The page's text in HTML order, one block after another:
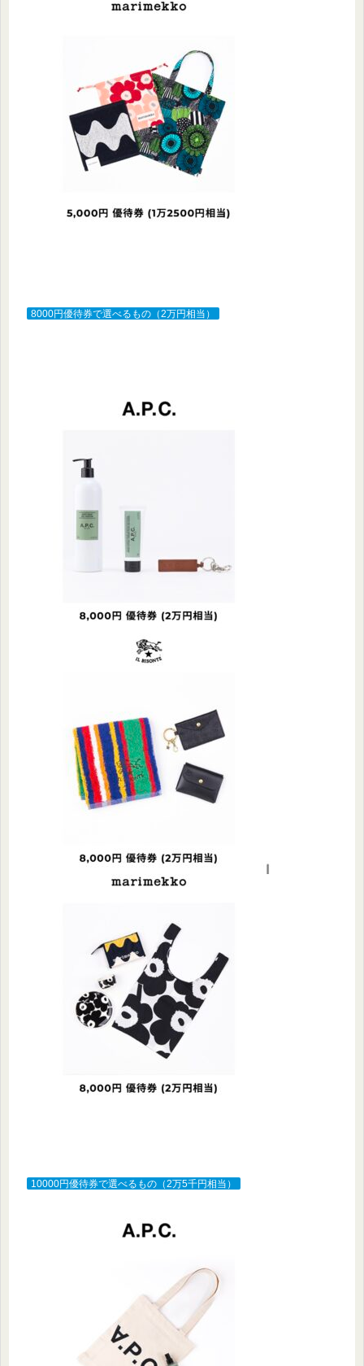
8000円優待券で選べるもの（2万円相当）
10000円優待券で選べるもの（2万5千円相当）